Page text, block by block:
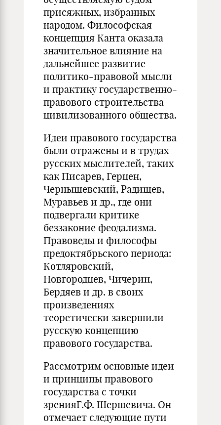
присяжных, избранных
народом. Философская
концепция Канта оказала
значительное влияние на
дальнейшее раз­витие
политико-правовой мысли
и практику государственно-
правового стро­ительства
цивилизованного общества.
Идеи правового государства
были отражены и в трудах
русских мысли­телей, таких
как Писарев, Герцен,
Чернышевский, Радищев,
Муравьев и др., где они
подвергали критике
беззаконие феодализма.
Правоведы и философы
пред­октябрьского периода:
Котляровский,
Новгородцев, Чичерин,
Бердяев и др. в сво­их
произведениях
теоретически завершили
русскую концепцию
правового государства.
Рассмотрим основные идеи
и принципы правового
государства с точки
зренияГ.Ф. Шершевича. Он
отмечает следующие пути